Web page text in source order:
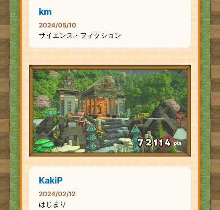
km
2024/05/10
サイエンス・フィクション
pts
KakiP
2024/02/12
はじまり